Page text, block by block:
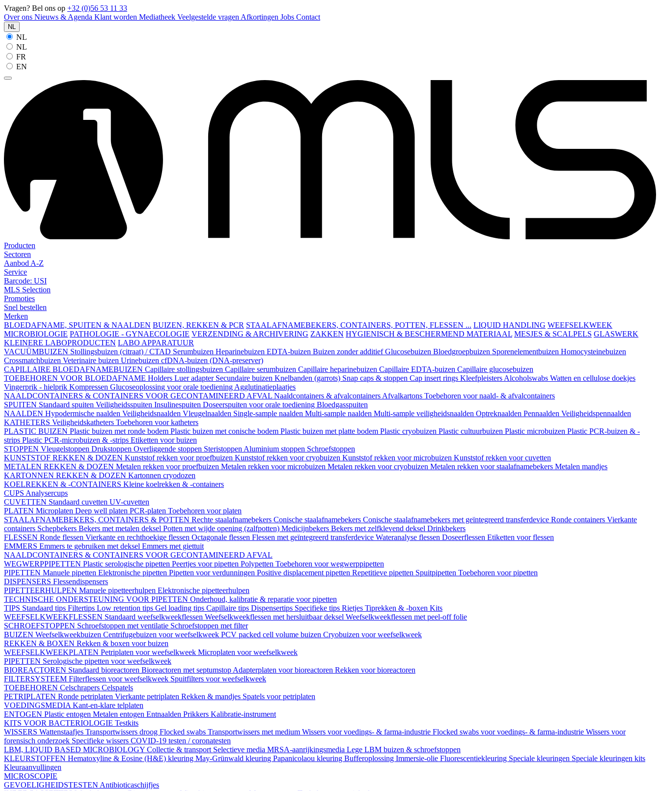
Vragen? Bel ons op +32 (0)56 53 11 33
Over ons Nieuws & Agenda Klant worden Mediatheek Veelgestelde vragen Afkortingen Jobs Contact
NL
NL
NL
FR
EN
Producten
Sectoren
Aanbod A-Z
Service
Barcode: USI
MLS Selection
Promoties
Snel bestellen
Merken
BLOEDAFNAME, SPUITEN & NAALDEN BUIZEN, REKKEN & PCR STAALAFNAMEBEKERS, CONTAINERS, POTTEN, FLESSEN ... LIQUID HANDLING WEEFSELKWEEK
MICROBIOLOGIE PATHOLOGIE - GYNAECOLOGIE VERZENDING & ARCHIVERING ZAKKEN HYGIENISCH & BESCHERMEND MATERIAAL MESJES & SCALPELS GLASWERK
KLEINERE LABOPRODUCTEN LABO APPARATUUR
VACUÜMBUIZEN Stollingsbuizen (citraat) / CTAD Serumbuizen Heparinebuizen EDTA-buizen Buizen zonder additiefGlucosebuizen Bloedgroepbuizen Sporenelementbuizen Homocysteinebuizen
Crossmatchbuizen Veterinaire buizen Urinebuizen cfDNA-buizen (DNA-preserver)
CAPILLAIRE BLOEDAFNAMEBUIZEN Capillaire stollingsbuizen Capillaire serumbuizen Capillaire heparinebuizen Capillaire EDTA-buizen Capillaire glucosebuizen
TOEBEHOREN VOOR BLOEDAFNAME Holders Luer adapter Secundaire buizen Knelbanden (garrots) Snap caps & stoppen Cap insert rings Kleefpleisters Alcoholswabs Watten en cellulose doekjes
Vingerprik - hielprik Kompressen Glucoseoplossing voor orale toediening Agglutinatieplaatjes
NAALDCONTAINERS & CONTAINERS VOOR GECONTAMINEERD AFVAL Naaldcontainers & afvalcontainers Afvalkartons Toebehoren voor naald- & afvalcontainers
SPUITEN Standaard spuiten Veiligheidsspuiten Insulinespuiten Doseerspuiten voor orale toediening Bloedgasspuiten
NAALDEN Hypodermische naalden Veiligheidsnaalden Vleugelnaalden Single-sample naalden Multi-sample naalden Multi-sample veiligheidsnaalden Optreknaalden Pennaalden Veiligheidspennaalden
KATHETERS Veiligheidskatheters Toebehoren voor katheters
PLASTIC BUIZEN Plastic buizen met ronde bodem Plastic buizen met conische bodem Plastic buizen met platte bodem Plastic cryobuizen Plastic cultuurbuizen Plastic microbuizen Plastic PCR-buizen & -
strips Plastic PCR-microbuizen & -strips Etiketten voor buizen
STOPPEN Vleugelstoppen Drukstoppen Overliggende stoppen Steristoppen Aluminium stoppen Schroefstoppen
KUNSTSTOF REKKEN & DOZEN Kunststof rekken voor proefbuizen Kunststof rekken voor cryobuizen Kunststof rekken voor microbuizen Kunststof rekken voor cuvetten
METALEN REKKEN & DOZEN Metalen rekken voor proefbuizen Metalen rekken voor microbuizen Metalen rekken voor cryobuizen Metalen rekken voor staalafnamebekers Metalen mandjes
KARTONNEN REKKEN & DOZEN Kartonnen cryodozen
KOELREKKEN & -CONTAINERS Kleine koelrekken & -containers
CUPS Analysercups
CUVETTEN Standaard cuvetten UV-cuvetten
PLATEN Microplaten Deep well platen PCR-platen Toebehoren voor platen
STAALAFNAMEBEKERS, CONTAINERS & POTTEN Rechte staalafnamebekers Conische staalafnamebekers Conische staalafnamebekers met geïntegreerd transferdevice Ronde containers Vierkante
containers Schepbekers Bekers met metalen deksel Potten met wijde opening (zalfpotten) Medicijnbekers Bekers met zelfklevend deksel Drinkbekers
FLESSEN Ronde flessen Vierkante en rechthoekige flessen Octagonale flessen Flessen met geïntegreerd transferdevice Wateranalyse flessen Doseerflessen Etiketten voor flessen
EMMERS Emmers te gebruiken met deksel Emmers met giettuit
NAALDCONTAINERS & CONTAINERS VOOR GECONTAMINEERD AFVAL
WEGWERPPIPETTEN Plastic serologische pipetten Peertjes voor pipetten Polypetten Toebehoren voor wegwerppipetten
PIPETTEN Manuele pipetten Elektronische pipetten Pipetten voor verdunningen Positive displacement pipetten Repetitieve pipetten Spuitpipetten Toebehoren voor pipetten
DISPENSERS Flessendispensers
PIPETTEERHULPEN Manuele pipetteerhulpen Elektronische pipetteerhulpen
TECHNISCHE ONDERSTEUNING VOOR PIPETTEN Onderhoud, kalibratie & reparatie voor pipetten
TIPS Standaard tips Filtertips Low retention tips Gel loading tips Capillaire tips Dispensertips Specifieke tips Rietjes Tiprekken & -boxen Kits
WEEFSELKWEEKFLESSEN Standaard weefselkweekflessen Weefselkweekflessen met hersluitbaar deksel Weefselkweekflessen met peel-off folie
SCHROEFSTOPPEN Schroefstoppen met ventilatie Schroefstoppen met filter
BUIZEN Weefselkweekbuizen Centrifugebuizen voor weefselkweek PCV packed cell volume buizen Cryobuizen voor weefselkweek
REKKEN & BOXEN Rekken & boxen voor buizen
WEEFSELKWEEKPLATEN Petriplaten voor weefselkweek Microplaten voor weefselkweek
PIPETTEN Serologische pipetten voor weefselkweek
BIOREACTOREN Standaard bioreactoren Bioreactoren met septumstop Adapterplaten voor bioreactoren Rekken voor bioreactoren
FILTERSYSTEEM Filterflessen voor weefselkweek Spuitfilters voor weefselkweek
TOEBEHOREN Celschrapers Celspatels
PETRIPLATEN Ronde petriplaten Vierkante petriplaten Rekken & mandjes Spatels voor petriplaten
VOEDINGSMEDIA Kant-en-klare telplaten
ENTOGEN Plastic entogen Metalen entogen Entnaalden Prikkers Kalibratie-instrument
KITS VOOR BACTERIOLOGIE Testkits
WISSERS Wattenstaafjes Transportwissers droog Flocked swabs Transportwissers met medium Wissers voor voedings- & farma-industrie Flocked swabs voor voedings- & farma-industrie Wissers voor
forensisch onderzoek Specifieke wissers COVID-19 testen / coronatesten
LBM, LIQUID BASED MICROBIOLOGY Collectie & transport Selectieve media MRSA-aanrijkingsmedia Lege LBM buizen & schroefstoppen
KLEURSTOFFEN Hematoxyline & Eosine (H&E) kleuring May-Grünwald kleuring Papanicolaou kleuring Bufferoplossing Immersie-olie Fluorescentiekleuring Speciale kleuringen Speciale kleuringen kits
Kleuraanvullingen
MICROSCOPIE
GEVOELIGHEIDSTESTEN Antibioticaschijfjes